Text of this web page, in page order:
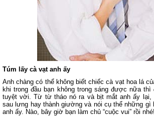
Túm lấy cà vạt anh ấy
Anh chàng có thể không biết chiếc cà vạt hoa lá
khi trong đầu bạn không trong sáng được nữa
tuyệt vời. Từ từ tháo nó ra và bịt mắt anh ấy lại,
sau lưng hay thành giường và nói cụ thể những gì
anh ấy. Nào, bây giờ bạn làm chủ “cuộc vui” rồi nhé!